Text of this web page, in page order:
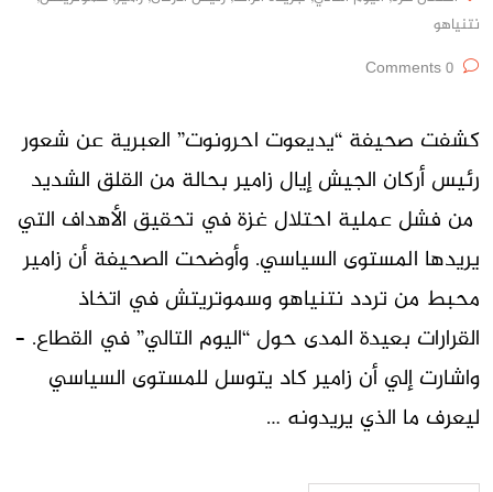
نتنياهو
كشفت صحيفة “يديعوت احرونوت” العبرية عن شعور
رئيس أركان الجيش إيال زامير بحالة من القلق الشديد
من فشل عملية احتلال غزة في تحقيق الأهداف التي
يريدها المستوى السياسي. وأوضحت الصحيفة أن زامير
محبط من تردد نتنياهو وسموتريتش في اتخاذ
القرارات بعيدة المدى حول “اليوم التالي” في القطاع. –
واشارت إلي أن زامير كاد يتوسل للمستوى السياسي
ليعرف ما الذي يريدونه …